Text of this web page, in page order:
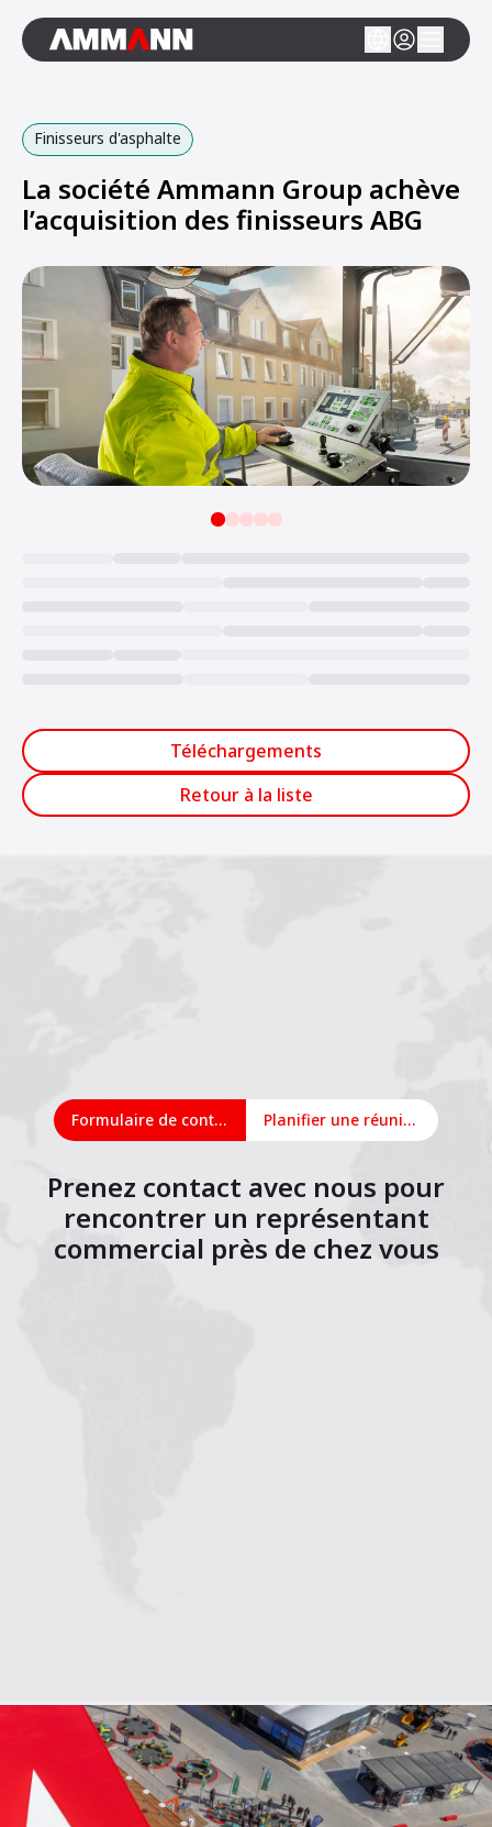
Finisseurs d'asphalte
La société Ammann Group achève
l’acquisition des finisseurs ABG
Téléchargements
Retour à la liste
Formulaire de contact Planifier une réunion en ligne
Prenez contact avec nous pour
rencontrer un représentant
commercial près de chez vous